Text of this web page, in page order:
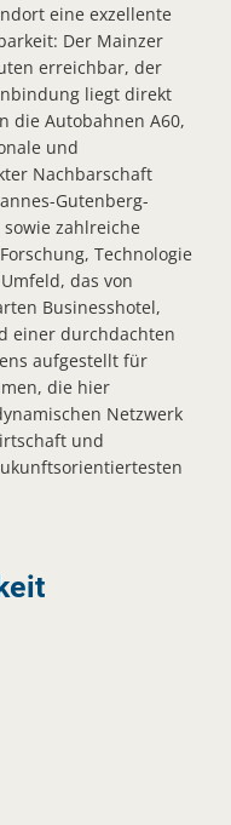
eine exzellente
Der Mainzer
erreichbar, der
liegt direkt
die Autobahnen A60,
und
Nachbarschaft
Gutenberg-
zahlreiche
Technologie
das von
Businesshotel,
einer durchdachten
aufgestellt für
die hier
Netzwerk
und